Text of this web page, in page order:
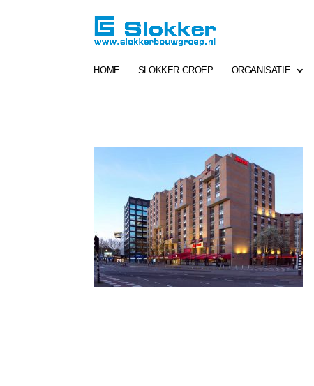
HOME SLOKKER GROEP ORGANISATIE